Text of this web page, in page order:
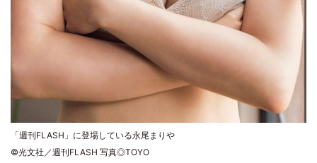
「週刊FLASH」に登場している永尾まりや
©光文社／週刊FLASH 写真◎TOYO